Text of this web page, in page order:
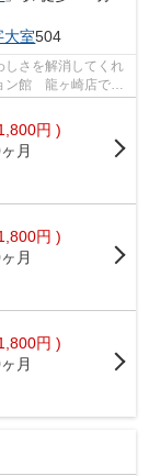
大室504
しさを解消してくれ
ン館 龍ヶ崎店で
円 )
月
円 )
月
円 )
月